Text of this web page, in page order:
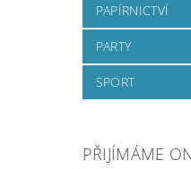
PAPÍRNICTVÍ
PARTY
SPORT
PŘIJÍMÁME